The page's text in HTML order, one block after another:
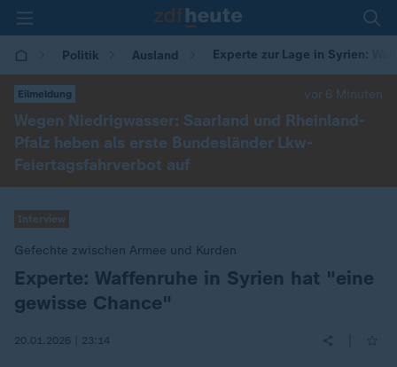
Politik Ausland Experte zur Lage in Syrien:
Eilmeldung vor 6 Minuten
Wegen Niedrigwasser: Saarland und Rheinland-
Pfalz heben als erste Bundesländer Lkw-
Feiertagsfahrverbot auf
Interview
Gefechte zwischen Armee und Kurden
:Experte: Waffenruhe in Syrien hat "eine
gewisse Chance"
20.01.2026 | 23:14